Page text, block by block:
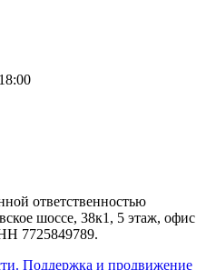
ответственностью
шоссе, 38к1, 5 этаж, офис
7725849789.
Поддержка и продвижение